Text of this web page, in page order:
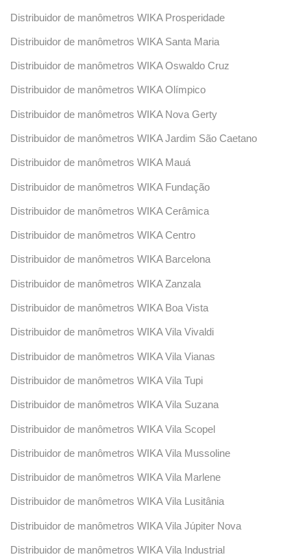
Distribuidor de manômetros WIKA Prosperidade
Distribuidor de manômetros WIKA Santa Maria
Distribuidor de manômetros WIKA Oswaldo Cruz
Distribuidor de manômetros WIKA Olímpico
Distribuidor de manômetros WIKA Nova Gerty
Distribuidor de manômetros WIKA Jardim São Caetano
Distribuidor de manômetros WIKA Mauá
Distribuidor de manômetros WIKA Fundação
Distribuidor de manômetros WIKA Cerâmica
Distribuidor de manômetros WIKA Centro
Distribuidor de manômetros WIKA Barcelona
Distribuidor de manômetros WIKA Zanzala
Distribuidor de manômetros WIKA Boa Vista
Distribuidor de manômetros WIKA Vila Vivaldi
Distribuidor de manômetros WIKA Vila Vianas
Distribuidor de manômetros WIKA Vila Tupi
Distribuidor de manômetros WIKA Vila Suzana
Distribuidor de manômetros WIKA Vila Scopel
Distribuidor de manômetros WIKA Vila Mussoline
Distribuidor de manômetros WIKA Vila Marlene
Distribuidor de manômetros WIKA Vila Lusitânia
Distribuidor de manômetros WIKA Vila Júpiter Nova
Distribuidor de manômetros WIKA Vila Industrial